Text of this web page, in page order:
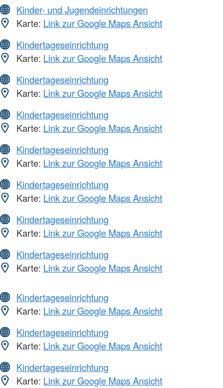
Kinder- und Jugendeinrichtungen
Karte: Link zur Google Maps Ansicht
Kindertageseinrichtung
Karte: Link zur Google Maps Ansicht
Kindertageseinrichtung
Karte: Link zur Google Maps Ansicht
Kindertageseinrichtung
Karte: Link zur Google Maps Ansicht
Kindertageseinrichtung
Karte: Link zur Google Maps Ansicht
Kindertageseinrichtung
Karte: Link zur Google Maps Ansicht
Kindertageseinrichtung
Karte: Link zur Google Maps Ansicht
Kindertageseinrichtung
Karte: Link zur Google Maps Ansicht
Kindertageseinrichtung
Karte: Link zur Google Maps Ansicht
Kindertageseinrichtung
Karte: Link zur Google Maps Ansicht
Kindertageseinrichtung
Karte: Link zur Google Maps Ansicht